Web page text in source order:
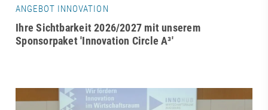
ANGEBOT INNOVATION
Ihre Sichtbarkeit 2026/2027 mit unserem
Sponsorpaket 'Innovation Circle A³'